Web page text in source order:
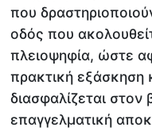
που
οδός που
πλειοψηφία, ώστε
πρακτική εξάσκηση
διασφαλίζεται
επαγγελματική